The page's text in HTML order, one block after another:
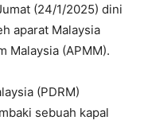
(24/1/2025) dini
aparat Malaysia
Malaysia (APMM).
(PDRM)
sebuah kapal